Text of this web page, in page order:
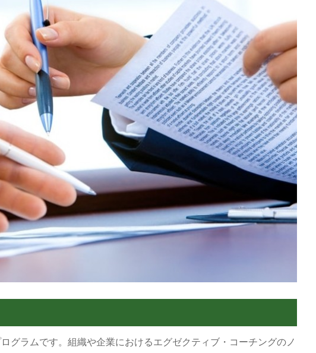
グラムです。組織や企業におけるエグゼクティブ・コーチングのノ